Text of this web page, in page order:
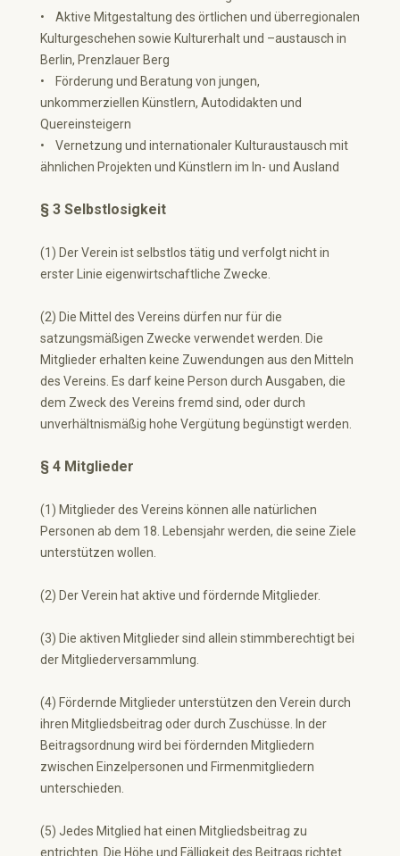
• Aktive Mitgestaltung des örtlichen und überregionalen
Kulturgeschehen sowie Kulturerhalt und –austausch in
Berlin, Prenzlauer Berg
• Förderung und Beratung von jungen,
unkommerziellen Künstlern, Autodidakten und
Quereinsteigern
• Vernetzung und internationaler Kulturaustausch mit
ähnlichen Projekten und Künstlern im In- und Ausland
§ 3 Selbstlosigkeit
(1) Der Verein ist selbstlos tätig und verfolgt nicht in
erster Linie eigenwirtschaftliche Zwecke.
(2) Die Mittel des Vereins dürfen nur für die
satzungsmäßigen Zwecke verwendet werden. Die
Mitglieder erhalten keine Zuwendungen aus den Mitteln
des Vereins. Es darf keine Person durch Ausgaben, die
dem Zweck des Vereins fremd sind, oder durch
unverhältnismäßig hohe Vergütung begünstigt werden.
§ 4 Mitglieder
(1) Mitglieder des Vereins können alle natürlichen
Personen ab dem 18. Lebensjahr werden, die seine Ziele
unterstützen wollen.
(2) Der Verein hat aktive und fördernde Mitglieder.
(3) Die aktiven Mitglieder sind allein stimmberechtigt bei
der Mitgliederversammlung.
(4) Fördernde Mitglieder unterstützen den Verein durch
ihren Mitgliedsbeitrag oder durch Zuschüsse. In der
Beitragsordnung wird bei fördernden Mitgliedern
zwischen Einzelpersonen und Firmenmitgliedern
unterschieden.
(5) Jedes Mitglied hat einen Mitgliedsbeitrag zu
entrichten. Die Höhe und Fälligkeit des Beitrags richtet